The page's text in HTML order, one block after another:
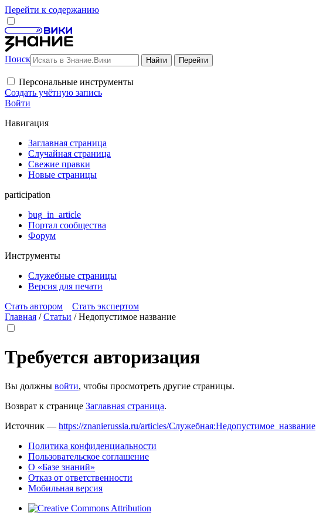
Перейти к содержанию
Поиск
Персональные инструменты
Создать учётную запись
Войти
Навигация
Заглавная страница
Случайная страница
Свежие правки
Новые страницы
participation
bug_in_article
Портал сообщества
Форум
Инструменты
Служебные страницы
Версия для печати
Стать автором
Стать экспертом
Главная /Статьи /Недопустимое название
Требуется авторизация
Вы должны войти, чтобы просмотреть другие страницы.
Возврат к странице Заглавная страница.
Источник — https://znanierussia.ru/articles/Служебная:Недопустимое_название
Политика конфиденциальности
Пользовательское соглашение
О «Базе знаний»
Отказ от ответственности
Мобильная версия